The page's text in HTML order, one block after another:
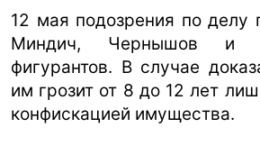
12 мая подозрения по делу
Миндич, Чернышов и
фигурантов. В случае
им грозит от 8 до 12 лет
конфискацией имущества.